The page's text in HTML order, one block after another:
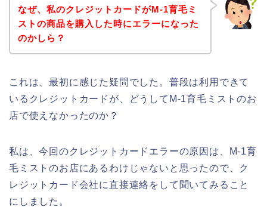
なぜ、私のクレジットカードがM-1育毛ミ
ストの商品を購入した時にエラーになった
のかしら？
これは、最初に感じた疑問でした。普段は利用できて
いるクレジットカードが、どうしてM-1育毛ミストのお
店で使えなかったのか？
私は、今回のクレジットカードエラーの原因は、M-1育
毛ミストのお店にあるわけじゃないと思ったので、ク
レジットカード会社に直接連絡をして聞いてみること
にしました。